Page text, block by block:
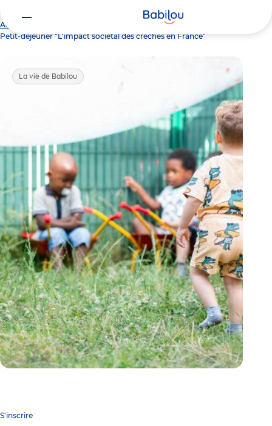
Vous
êtes
Accueil
Petit-déjeuner "L'impact sociétal des crèches en France"
La vie de Babilou
S'inscrire